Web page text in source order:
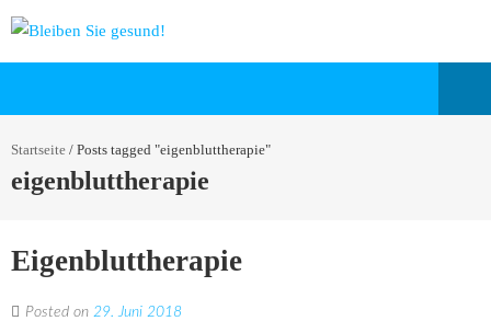
Startseite / Posts tagged "eigenbluttherapie"
eigenbluttherapie
Eigenbluttherapie
Posted on 29. Juni 2018